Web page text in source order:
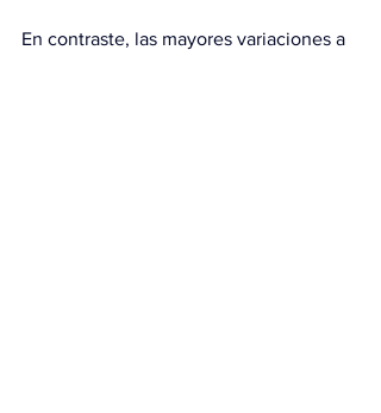
En contraste, las mayores variaciones a